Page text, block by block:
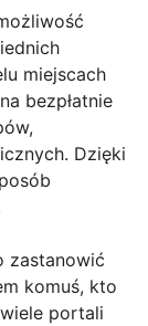
miejscach
bezpłatnie
Dzięki
zastanowić
komuś, kto
portali